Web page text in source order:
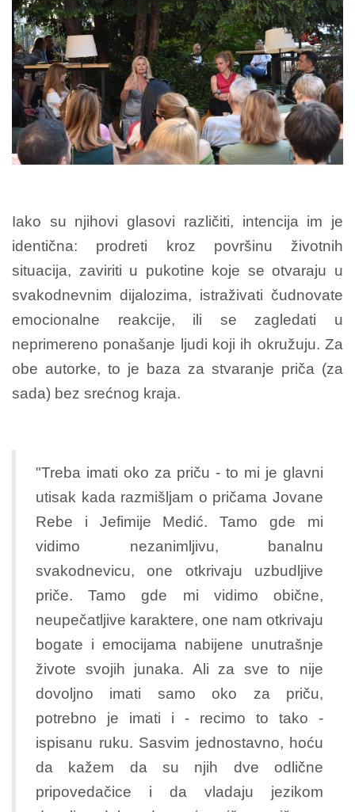
Iako su njihovi glasovi različiti, intencija im je
identična: prodreti kroz površinu životnih
situacija, zaviriti u pukotine koje se otvaraju u
svakodnevnim dijalozima, istraživati čudnovate
emocionalne reakcije, ili se zagledati u
neprimereno ponašanje ljudi koji ih okružuju. Za
obe autorke, to je baza za stvaranje priča (za
sada) bez srećnog kraja.
"Treba imati oko za priču - to mi je glavni
utisak kada razmišljam o pričama Jovane
Rebe i Jefimije Medić. Tamo gde mi
vidimo nezanimljivu, banalnu
svakodnevicu, one otkrivaju uzbudljive
priče. Tamo gde mi vidimo obične,
neupečatljive karaktere, one nam otkrivaju
bogate i emocijama nabijene unutrašnje
živote svojih junaka. Ali za sve to nije
dovoljno imati samo oko za priču,
potrebno je imati i - recimo to tako -
ispisanu ruku. Sasvim jednostavno, hoću
da kažem da su njih dve odlične
pripovedačice i da vladaju jezikom